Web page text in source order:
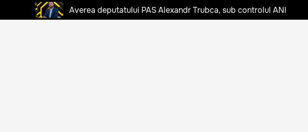
Averea deputatului PAS Alexandr Trubca, sub controlul ANI